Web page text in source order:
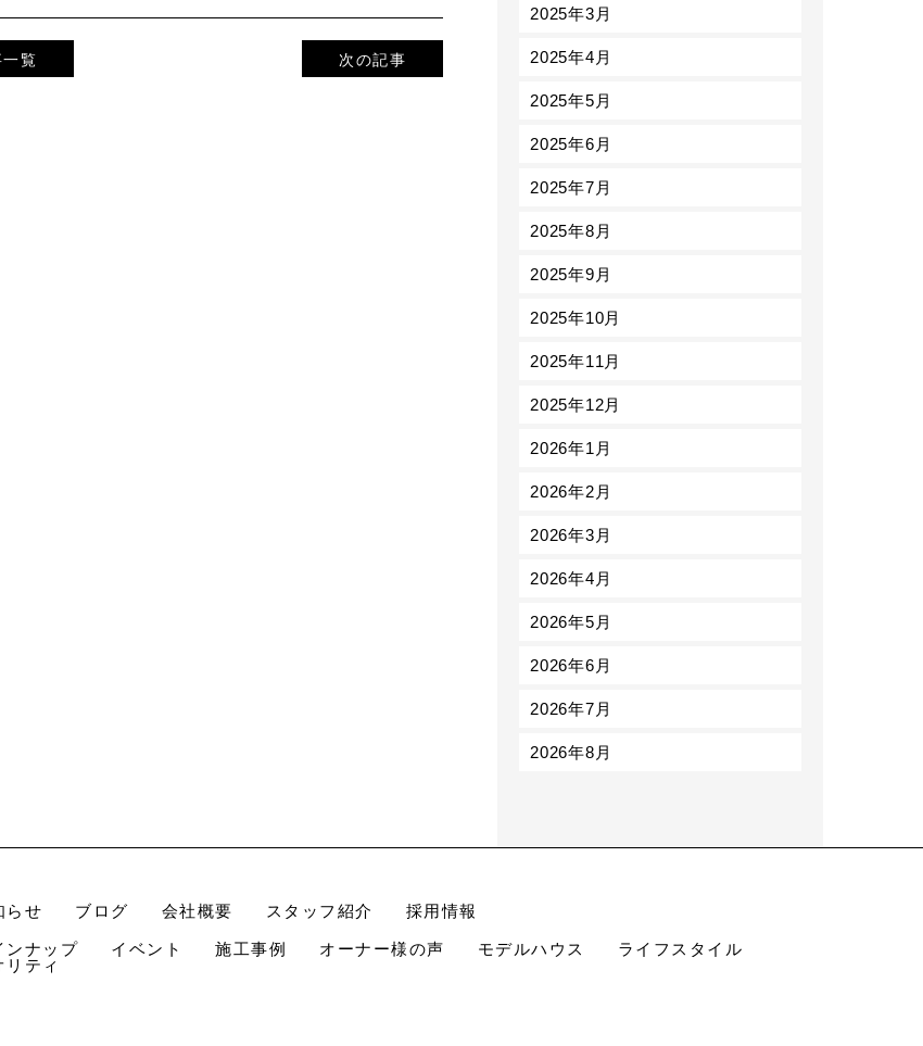
覧 次の記事
2025年3月
2025年4月
2025年5月
2025年6月
2025年7月
2025年8月
2025年9月
2025年10月
2025年11月
2025年12月
2026年1月
2026年2月
2026年3月
2026年4月
2026年5月
2026年6月
2026年7月
2026年8月
らせ ブログ 会社概要 スタッフ紹介
採用情報
ンナップ
イベント 施工事例 オーナー様の声 モデルハウス ライフスタイル
リティ